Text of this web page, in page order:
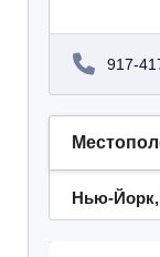
917-
Нью-